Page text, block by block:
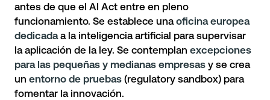
antes de que el AI Act entre en pleno
funcionamiento. Se establece unaoficina europea
dedicadaa la inteligencia artificial para supervisar
la aplicación de la ley. Se contemplan excepciones
para las pequeñas y medianas empresas y se crea
un entorno de pruebas (regulatory sandbox) para
fomentar la innovación.